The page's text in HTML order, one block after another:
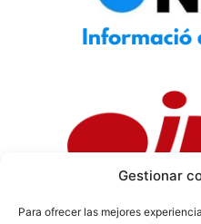
Gestionar
Para ofrecer las mejores